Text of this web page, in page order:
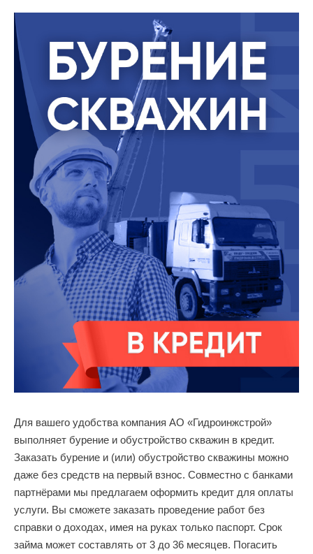
Для вашего удобства компания АО «Гидроинжстрой»
выполняет бурение и обустройство скважин в кредит.
Заказать бурение и (или) обустройство скважины можно
даже без средств на первый взнос. Совместно с банками
партнёрами мы предлагаем оформить кредит для оплаты
услуги. Вы сможете заказать проведение работ без
справки о доходах, имея на руках только паспорт. Срок
займа может составлять от 3 до 36 месяцев. Погасить